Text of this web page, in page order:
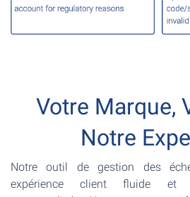
Votre Marque,
Notre
Notre outil de gestion des
expérience client fluide et